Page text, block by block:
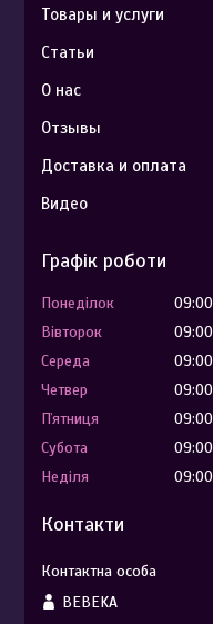
Товары и услуги
Статьи
О нас
Отзывы
Доставка и оплата
Видео
Графік роботи
Понеділок 09:00
Вівторок
09:00
Середа
09:00
Четвер
09:00
Пʼятниця
09:00
Субота
09:00
Неділя
09:00
Контакти
BEBEKA